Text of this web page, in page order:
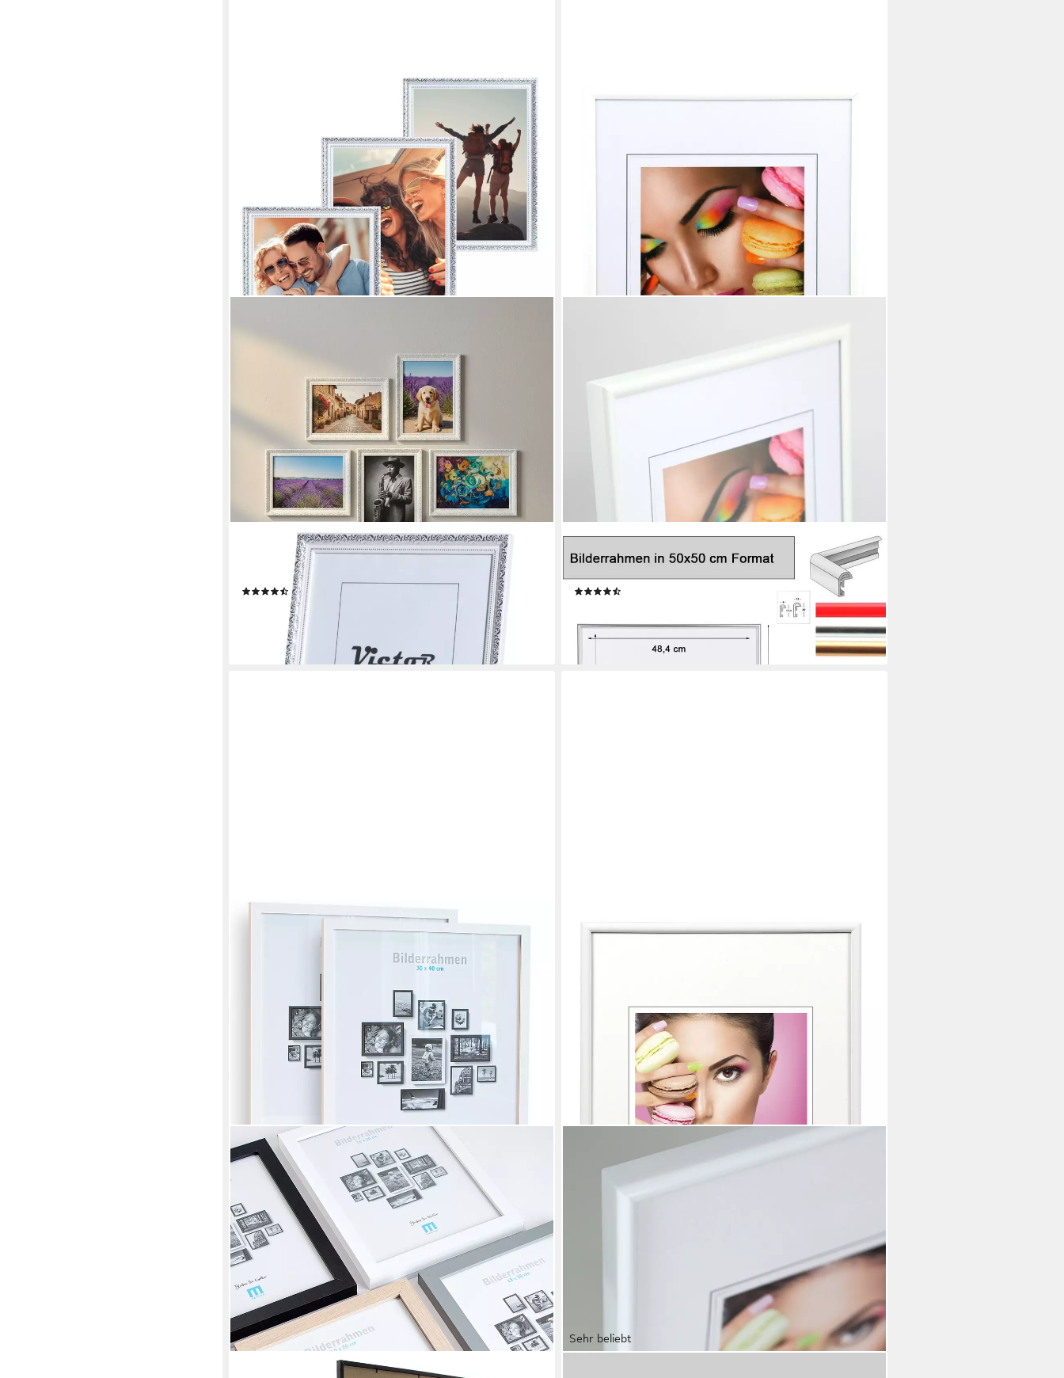
VICTOR (ZENITH)
Bilderrahmen Rubens, Bilderrahmen Set Weiß Silber
30x40cm, Bilderrahmen A3 Barock, Antik
(50)
ab 69,99 €
lieferbar - in 3-4 Werktagen bei dir
Bilderrahmen Ideal Life Kunststoff Bilderrahmen
Wanddeko Collage Poster Bilder Foto
+3
Sehr beliebt